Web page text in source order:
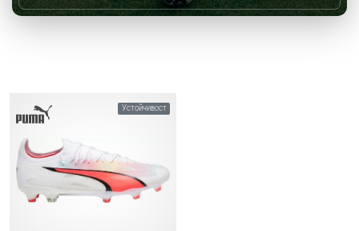
Устойчивост